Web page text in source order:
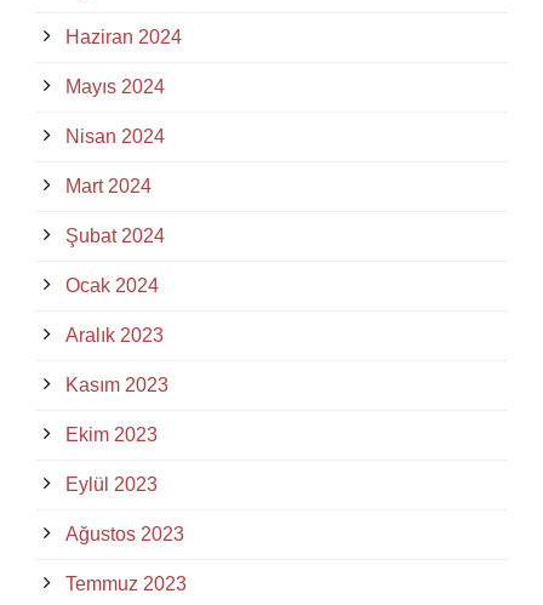
Haziran 2024
Mayıs 2024
Nisan 2024
Mart 2024
Şubat 2024
Ocak 2024
Aralık 2023
Kasım 2023
Ekim 2023
Eylül 2023
Ağustos 2023
Temmuz 2023